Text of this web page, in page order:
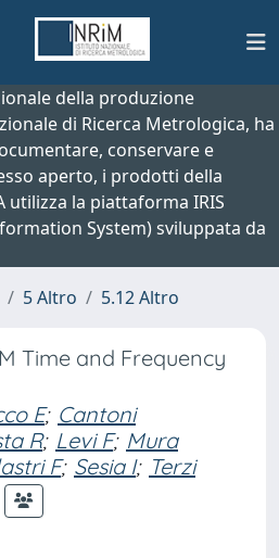
della produzione
di Ricerca Metrologica, ha
conservare e
aperto, i prodotti della
utilizza la piattaforma IRIS
System) sviluppata da
5 Altro 5.12 Altro
Time and Frequency
E; Cantoni
R; Levi F; Mura
F; Sesia I; Terzi